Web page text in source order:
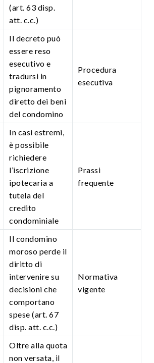
(art. 63 disp.
att. c.c.)
Il decreto può
essere reso
esecutivo e
tradursi in
pignoramento
diretto dei beni
del condomino
Procedura
esecutiva
In casi estremi,
è possibile
richiedere
l’iscrizione
ipotecaria a
tutela del
credito
condominiale
Prassi
frequente
Il condomino
moroso perde il
diritto di
intervenire su
decisioni che
comportano
spese (art. 67
disp. att. c.c.)
Normativa
vigente
Oltre alla quota
non versata, il